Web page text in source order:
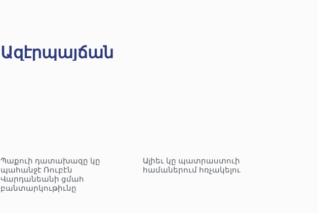
Ազէրպայճան
Պաքուի դատախազը կը
պահանջէ Ռուբէն
Վարդանեանի ցմահ
բանտարկութիւնը
Ալիեւ կը պատրաստուի
համաներում հռչակելու